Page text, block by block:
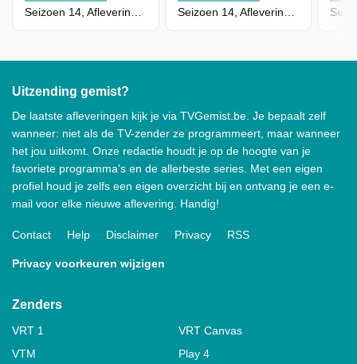
Uitzending gemist?
De laatste afleveringen kijk je via TVGemist.be. Je bepaalt zelf
wanneer: niet als de TV-zender ze programmeert, maar wanneer
het jou uitkomt. Onze redactie houdt je op de hoogte van je
favoriete programma's en de allerbeste series. Met een eigen
profiel houd je zelfs een eigen overzicht bij en ontvang je een e-
mail voor elke nieuwe aflevering. Handig!
Contact Help Disclaimer Privacy RSS
Privacy voorkeuren wijzigen
Zenders
VRT 1
VRT Canvas
VTM
Play 4